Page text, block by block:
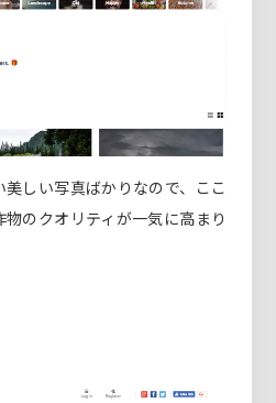
しい写真ばかりなので、ここ
のクオリティが一気に高まり